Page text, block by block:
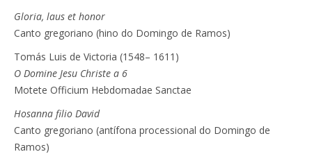
Gloria, laus et honor
Canto gregoriano (hino do Domingo de Ramos)
Tomás Luis de Victoria (1548– 1611)
O Domine Jesu Christe a 6
Motete Officium Hebdomadae Sanctae
Hosanna filio David
Canto gregoriano (antífona processional do Domingo de
Ramos)